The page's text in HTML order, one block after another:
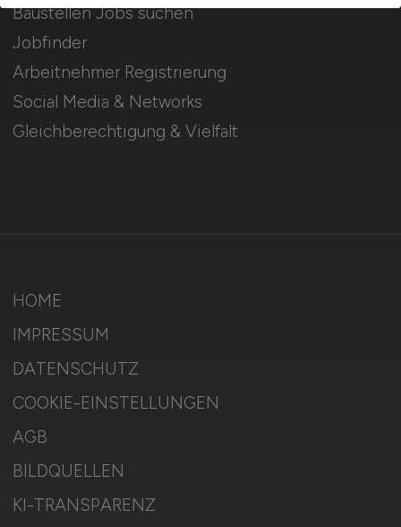
Baustellen Jobs suchen
Jobfinder
Arbeitnehmer Registrierung
Social Media & Networks
Gleichberechtigung & Vielfalt
HOME
IMPRESSUM
DATENSCHUTZ
COOKIE-EINSTELLUNGEN
AGB
BILDQUELLEN
KI-TRANSPARENZ